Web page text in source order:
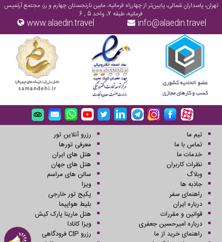
تهران، پاسداران شمالی، پایین‌تر از چهارراه فرمانیه، مابین نارنجستان چهارم و رز، مجتمع آرتمیس
فرمانیه، طبقه 7، واحد 5 , 6
info@alaedin.travel
www.alaedin.travel
تیم ما
تماس با ما
خدمات ما
نظرات کاربران
وبلاگ
جاذبه ها
راهنمای سفر
درباره ایران
قوانین و مقررات
درباره امیرحسین جعفری
راهنمای خرید از ما
رزرو آنلاین تور
معرفی تورها
هتل های ایران
هتل های جهان
سالن های مراسم
ویزا
پکیج تور خارجی
بلیط هواپیما
هتل مارینا پارک کیش
ویزا کانادا
رزرو CIP فرودگاهی